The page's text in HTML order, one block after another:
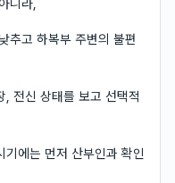
니라,
추고 하복부 주변의 불편
, 전신 상태를 보고 선택적
에는 먼저 산부인과 확인